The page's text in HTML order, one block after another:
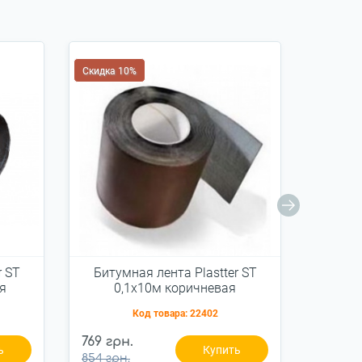
ST
Скидка 10%
Битумная лента Plastter ST
0,1x10м коричневая
Код товара: 22402
769 грн.
854 грн.
Купить